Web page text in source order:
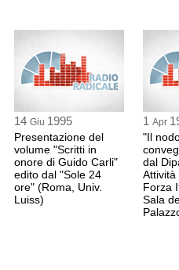
MARIA LATELLA
1:13 Durata: 6 min
MELINA DECARO
professore
Docente di Diritto
1:19 Durata: 11 min
14 Giu 1995
Presentazione del
volume "Scritti in
onore di Guido Carli"
edito dal "Sole 24
ore" (Roma, Univ.
Luiss)
1 Apr
"Il
dal
Attività
Forza
Sala